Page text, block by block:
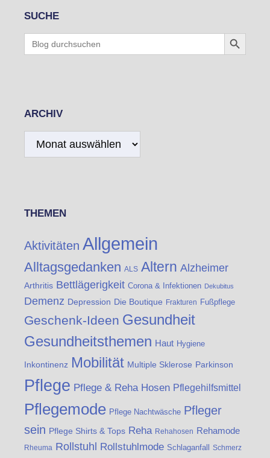
SUCHE
for:
Search Button
ARCHIV
Archiv
THEMEN
Aktivitäten Allgemein
Alltagsgedanken ALS Altern Alzheimer
Arthritis Bettlägerigkeit Corona & Infektionen Dekubitus
Demenz Depression Die Boutique Frakturen Fußpflege
Geschenk-Ideen Gesundheit
Gesundheitsthemen Haut Hygiene
Inkontinenz Mobilität Multiple Sklerose Parkinson
Pflege Pflege & Reha Hosen Pflegehilfsmittel
Pflegemode Pflege Nachtwäsche Pfleger
sein Pflege Shirts & Tops Reha Rehahosen Rehamode
Rheuma Rollstuhl Rollstuhlmode Schlaganfall Schmerz